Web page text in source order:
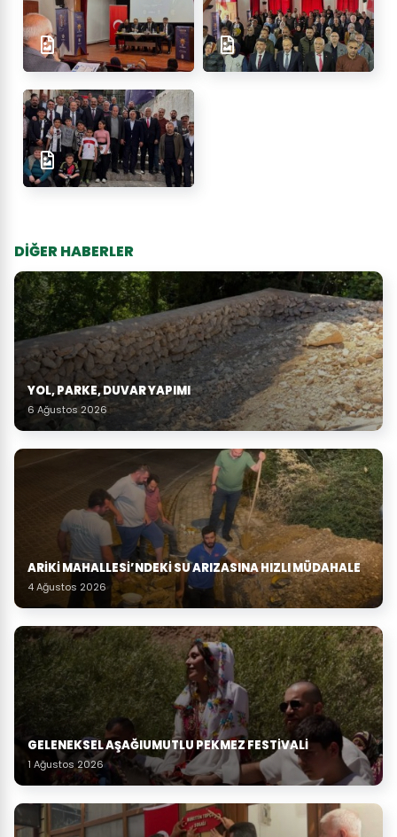
DİĞER HABERLER
YOL, PARKE, DUVAR YAPIMI
6 Ağustos 2026
ARIKI MAHALLESI’NDEKI SU ARIZASINA HIZLI MÜDAHALE
4 Ağustos 2026
GELENEKSEL AŞAĞIUMUTLU PEKMEZ FESTIVALI
1 Ağustos 2026